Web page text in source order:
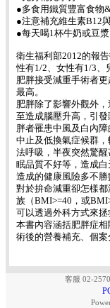
●多食用鐵質豐富食物
●注意補充維生素B12
●每天喝1杯牛奶或豆漿
衛生福利部2012的報
性有1/2、女性有1/3、
肥胖接受減重手術者
最高。
肥胖除了影響外觀外
至造成腦壓升高，引
胖者罹患中風及白內
中止及低換氣症候群
法呼吸，半夜突然驚
眠品質不好等，造成
造成的健康風險多不勝
對於拚命減重卻怎樣
族（BMI>=40，或
可以透過外科方式來拯
本書內容涵括肥胖症
術後的營養補充、個案
客服 02-